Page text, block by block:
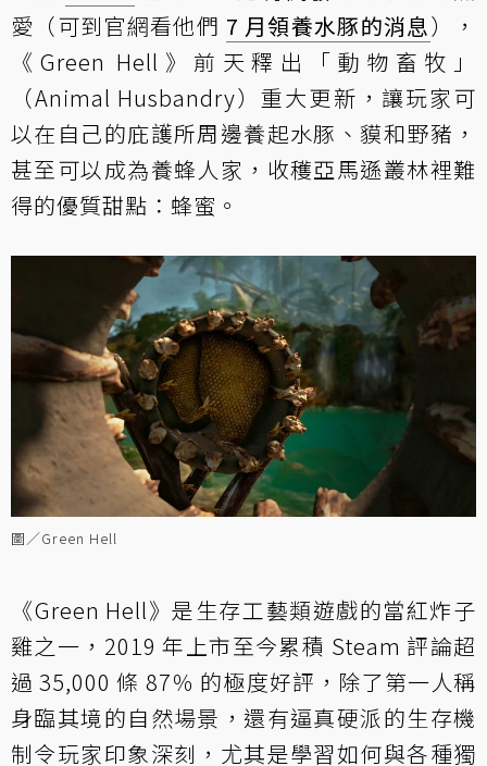
愛（可到官網看他們 7 月領養水豚的消息），
《Green Hell》前天釋出「動物畜牧」
（Animal Husbandry）重大更新，讓玩家可
以在自己的庇護所周邊養起水豚、貘和野豬，
甚至可以成為養蜂人家，收穫亞馬遜叢林裡難
得的優質甜點：蜂蜜。
圖／Green Hell
《Green Hell》是生存工藝類遊戲的當紅炸子
雞之一，2019 年上市至今累積 Steam 評論超
過 35,000 條 87％ 的極度好評，除了第一人稱
身臨其境的自然場景，還有逼真硬派的生存機
制令玩家印象深刻，尤其是學習如何與各種獨